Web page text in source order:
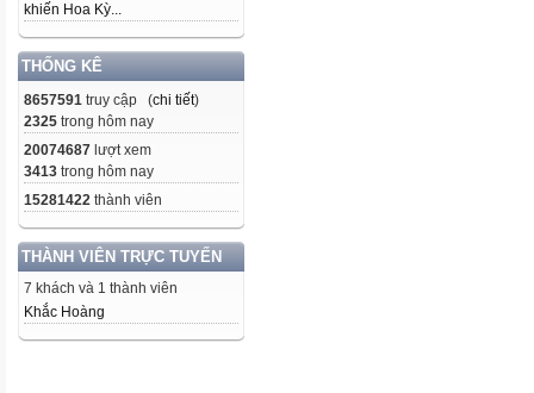
khiến Hoa Kỳ...
THỐNG KÊ
8657591 truy cập (chi tiết)
2325 trong hôm nay
20074687 lượt xem
3413 trong hôm nay
15281422 thành viên
THÀNH VIÊN TRỰC TUYẾN
7 khách và 1 thành viên
Khắc Hoàng